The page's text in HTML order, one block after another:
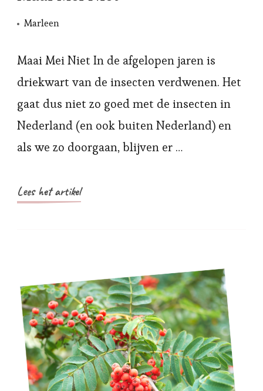
Marleen
Maai Mei Niet In de afgelopen jaren is
driekwart van de insecten verdwenen. Het
gaat dus niet zo goed met de insecten in
Nederland (en ook buiten Nederland) en
als we zo doorgaan, blijven er …
Lees het artikel